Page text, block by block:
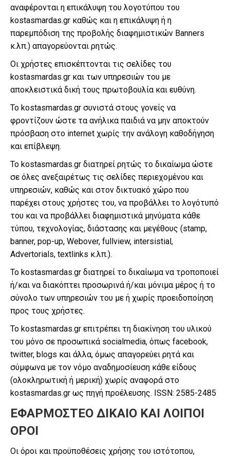
αναφέρονται η επικάλυψη του λογοτύπου του
kostasmardas.gr καθώς και η επικάλυψη ή η
παρεμπόδιση της προβολής διαφημιστικών Banners
κ.λπ.) απαγορεύονται ρητώς.
Οι χρήστες επισκέπτονται τις σελίδες του
kostasmardas.gr και των υπηρεσιών του με
αποκλειστικά δική τους πρωτοβουλία και ευθύνη.
Το kostasmardas.gr συνιστά στους γονείς να
φροντίζουν ώστε τα ανήλικα παιδιά να μην αποκτούν
πρόσβαση στο internet χωρίς την ανάλογη καθοδήγηση
και επίβλεψη.
Το kostasmardas.gr διατηρεί ρητώς το δικαίωμα ώστε
σε όλες ανεξαιρέτως τις σελίδες περιεχομένου και
υπηρεσιών, καθώς και στον δικτυακό χώρο που
παρέχει στους χρήστες του, να προβάλλει το λογότυπό
του και να προβάλλει διαφημιστικά μηνύματα κάθε
τύπου, τεχνολογίας, διάστασης και μεγέθους (stamp,
banner, pop-up, Webover, fullview, intersistial,
Advertorials, textlinks κ.λπ.).
Το kostasmardas.gr διατηρεί το δικαίωμα να τροποποιεί
ή/και να διακόπτει προσωρινά ή/και μόνιμα μέρος ή το
σύνολο των υπηρεσιών του με ή χωρίς προειδοποίηση
προς τους χρήστες.
Το kostasmardas.gr επιτρέπει τη διακίνηση του υλικού
του μόνο σε προσωπικά socialmedia, όπως facebook,
twitter, blogs και άλλα, όμως απαγορεύει ρητά και
σύμφωνα με τον νόμο αναδημοσίευση κάθε είδους
(ολοκληρωτική ή μερική) χωρίς αναφορά στο
kostasmardas.gr ως πηγή προέλευσης. ISSN: 2585-2485
ΕΦΑΡΜΟΣΤΕΟ ΔΙΚΑΙΟ ΚΑΙ ΛΟΙΠΟΙ
ΟΡΟΙ
Οι όροι και προϋποθέσεις χρήσης του ιστότοπου,